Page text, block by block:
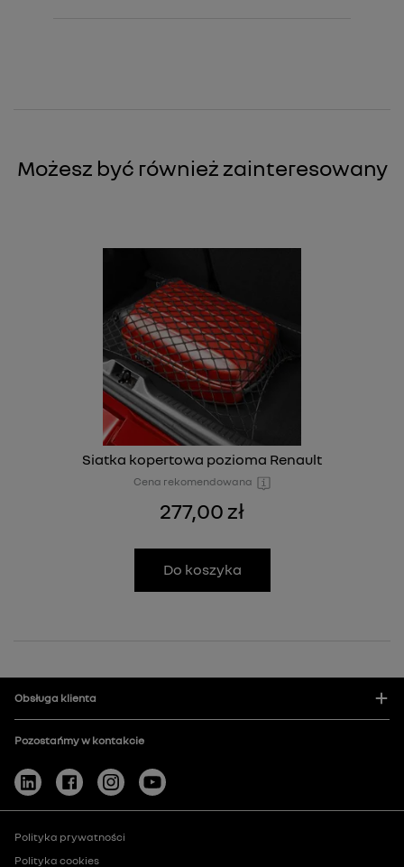
Możesz być również zainteresowany
Siatka kopertowa pozioma Renault
Cena rekomendowana
277,00 zł
Do koszyka
Obsługa klienta
Pozostańmy w kontakcie
Polityka prywatności
Polityka cookies